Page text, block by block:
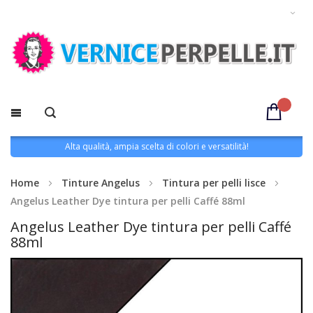
Alta qualità, ampia scelta di colori e versatilità!
Home Tinture Angelus
Tintura per pelli lisce
Angelus Leather Dye tintura per pelli Caffé 88ml
Angelus Leather Dye tintura per pelli Caffé
88ml
Vai